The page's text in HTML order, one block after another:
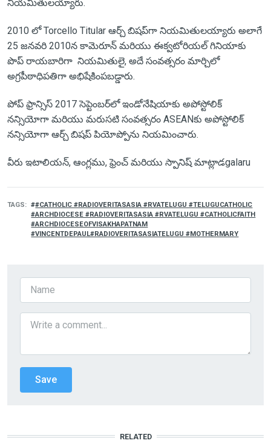
నియమితులయ్యారు.
2010 లో Torcello Titular ఆర్చ్ బిషప్‌గా నియమితులయ్యారు అలాగే
25 జనవరి 2010న కామెరూన్ మరియు ఈక్వటోరియల్ గినియాకు
పొప్ రాయబారిగా నియమితులై, అదే సంవత్సరం మార్చిలో
అగ్రపీఠాధిపతిగా అభిషేకింపబడ్డారు.
పోప్ ఫ్రాన్సిస్ 2017 సెప్టెంబర్‌లో ఇండోనేషియాకు అపోస్టోలిక్
నన్సియోగా మరియు మరుసటి సంవత్సరం ASEANకు అపోస్టోలిక్
నన్సియోగా ఆర్చ్ బిషప్ పియోప్పోను నియమించారు.
వీరు ఇటాలియన్, ఆంగ్లము, ఫ్రెంచ్ మరియు స్పానిష్ మాట్లాడgalaru
TAGS
#CATHOLIC #RADIOVERITASASIA #RVATELUGU #TELUGUCATHOLIC
#ARCHDIOCESE #RADIOVERITASASIA #RVATELUGU #CATHOLICFAITH
#ARCHDIOCESEOFVISAKHAPATNAM
#VINCENTDEPAUL#RADIOVERITASASIATELUGU #MOTHERMARY
RELATED